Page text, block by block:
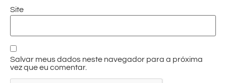
Site
Salvar meus dados neste navegador para a próxima
vez que eu comentar.